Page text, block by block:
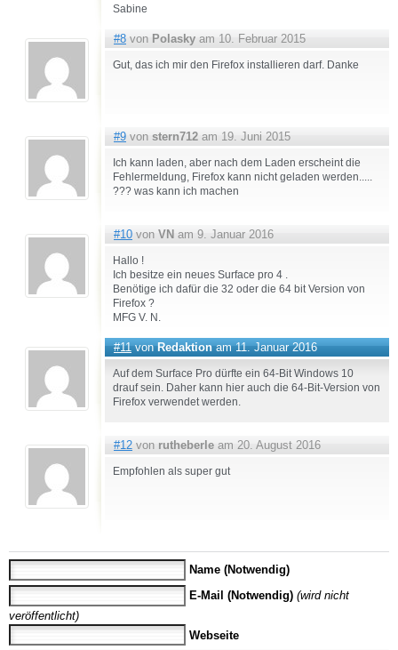
Sabine
#8 von Polasky am 10. Februar 2015
Gut, das ich mir den Firefox installieren darf. Danke
#9 von stern712 am 19. Juni 2015
Ich kann laden, aber nach dem Laden erscheint die
Fehlermeldung, Firefox kann nicht geladen werden.....
??? was kann ich machen
#10 von VN am 9. Januar 2016
Hallo !
Ich besitze ein neues Surface pro 4 .
Benötige ich dafür die 32 oder die 64 bit Version von
Firefox ?
MFG V. N.
#11vonRedaktionam 11. Januar 2016
Auf dem Surface Pro dürfte ein 64-Bit Windows 10
drauf sein. Daher kann hier auch die 64-Bit-Version von
Firefox verwendet werden.
#12 von rutheberle am 20. August 2016
Empfohlen als super gut
Name (Notwendig)
E-Mail (Notwendig) (wird nicht
veröffentlicht)
Webseite